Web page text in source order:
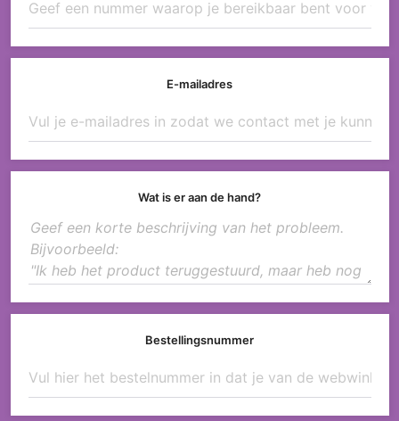
E-mailadres
Wat is er aan de hand?
Bestellingsnummer